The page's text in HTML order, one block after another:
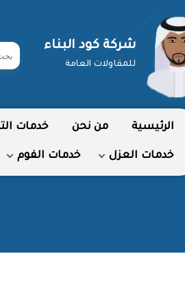
شركة كود البناء
للمقاولات العامة
الرئيسية من نحن خدمات
خدمات العزل خدمات الفوم